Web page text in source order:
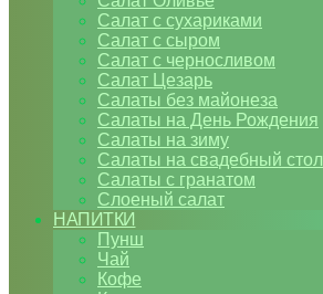
Салат с сухариками
Салат с сыром
Салат с черносливом
Салат Цезарь
Салаты без майонеза
Салаты на День Рождения
Салаты на зиму
Салаты на свадебный стол
Салаты с гранатом
Слоеный салат
НАПИТКИ
Пунш
Чай
Кофе